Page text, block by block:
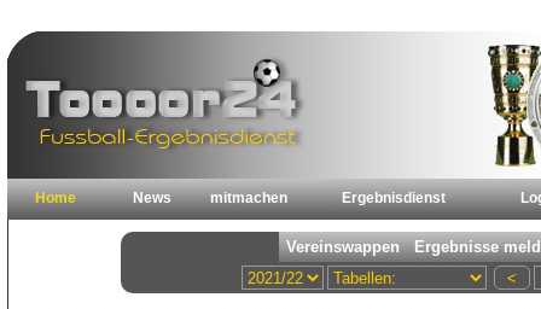
Home News mitmachen Ergebnisdienst